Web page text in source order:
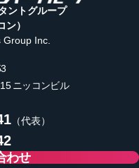
ントグループ
ン）
Group Inc.
ニッコンビル
（代表）
わせ